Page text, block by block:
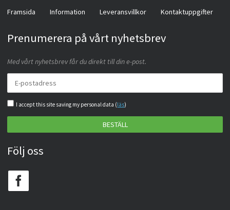
Framsida Information Leveransvillkor Kontaktuppgifter
Prenumerera på vårt nyhetsbrev
Med vårt nyhetsbrev får du direkt till din e-post.
I accept this site saving my personal data (läs)
BESTÄLL
Följ oss